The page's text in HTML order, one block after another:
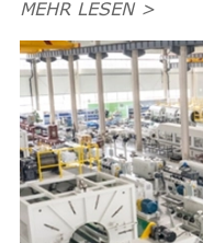
MEHR LESEN >